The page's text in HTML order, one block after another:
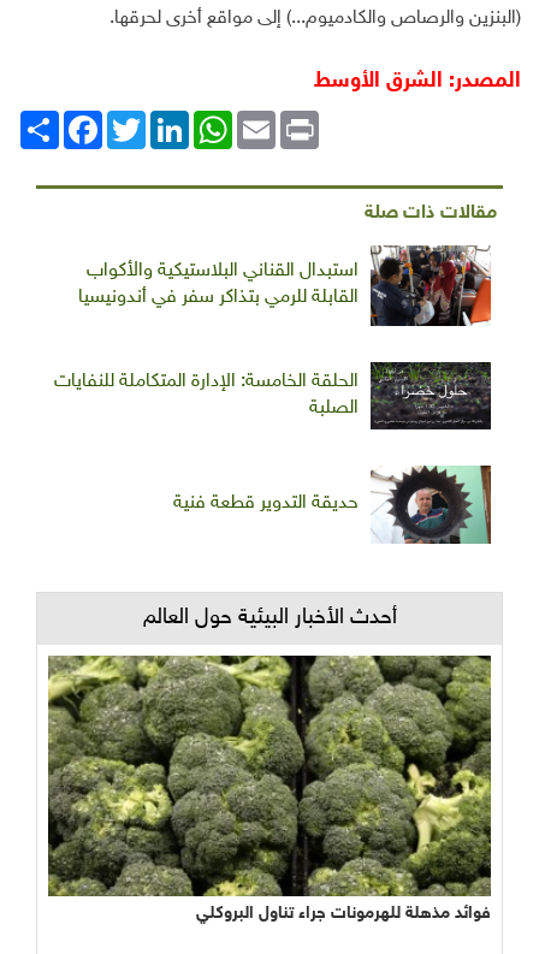
(البنزين والرصاص والكادميوم...) إلى مواقع أخرى لحرقها.
المصدر: الشرق الأوسط
انشر
FacebookTwitterLinkedIn
WhatsAppEmail Print
مقالات ذات صلة
استبدال القناني البلاستيكية والأكواب
القابلة للرمي بتذاكر سفر في أندونيسيا
الحلقة الخامسة: الإدارة المتكاملة للنفايات
الصلبة
حديقة التدوير قطعة فنية
أحدث الأخبار البيئية حول العالم
فوائد مذهلة للهرمونات جراء تناول البروكلي